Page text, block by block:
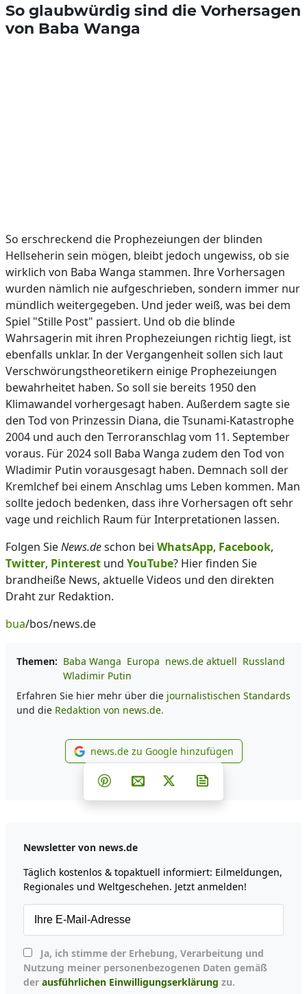
So glaubwürdig sind die Vorhersagen
von Baba Wanga
So erschreckend die Prophezeiungen der blinden
Hellseherin sein mögen, bleibt jedoch ungewiss, ob sie
wirklich von Baba Wanga stammen. Ihre Vorhersagen
wurden nämlich nie aufgeschrieben, sondern immer nur
mündlich weitergegeben. Und jeder weiß, was bei dem
Spiel "Stille Post" passiert. Und ob die blinde
Wahrsagerin mit ihren Prophezeiungen richtig liegt, ist
ebenfalls unklar. In der Vergangenheit sollen sich laut
Verschwörungstheoretikern einige Prophezeiungen
bewahrheitet haben. So soll sie bereits 1950 den
Klimawandel vorhergesagt haben. Außerdem sagte sie
den Tod von Prinzessin Diana, die Tsunami-Katastrophe
2004 und auch den Terroranschlag vom 11. September
voraus. Für 2024 soll Baba Wanga zudem den Tod von
Wladimir Putin vorausgesagt haben. Demnach soll der
Kremlchef bei einem Anschlag ums Leben kommen. Man
sollte jedoch bedenken, dass ihre Vorhersagen oft sehr
vage und reichlich Raum für Interpretationen lassen.
Folgen SieNews.deschon bei WhatsApp, Facebook,
Twitter, Pinterest und YouTube? Hier finden Sie
brandheiße News, aktuelle Videos und den direkten
Draht zur Redaktion.
bua/bos/news.de
Themen: Baba Wanga Europa news.de aktuell Russland
Wladimir Putin
Erfahren Sie hier mehr über die journalistischen Standards
und die Redaktion von news.de.
news.de zu Google
news.de zu Google hinzufügen
Teilen auf Facebook
Teilen auf Whatsapp
Teilen auf Telegram
Teilen auf Pinterest
Per E-Mail teilen
Post auf X
Newsletter von news.de
Täglich kostenlos & topaktuell informiert: Eilmeldungen,
Regionales und Weltgeschehen. Jetzt anmelden!
Nutzung meiner personenbezogenen Daten gemäß
der ausführlichen Einwilligungserklärung zu.